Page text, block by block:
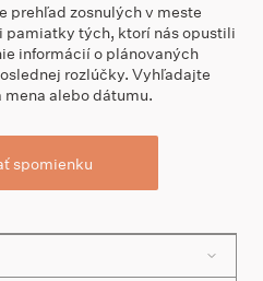
prehľad zosnulých v meste
pamiatky tých, ktorí nás opustili
informácií o plánovaných
rozlúčky. Vyhľadajte
alebo dátumu.
spomienku